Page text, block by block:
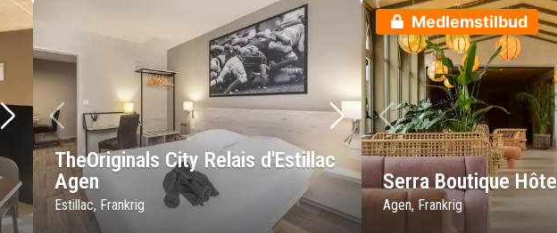
Næste billedeForrige billede
Næste billede
TheOriginals City Relais d'Estillac
Agen
Estillac, Frankrig
Medlemstilbud
Forrige billede
Serra Boutique Hôtel
Agen, Frankrig